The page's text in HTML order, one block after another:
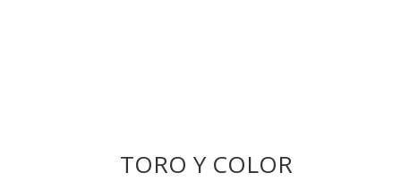
TORO Y COLOR